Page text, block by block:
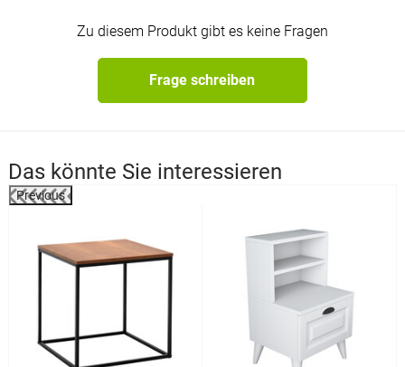
Zu diesem Produkt gibt es keine Fragen
Frage schreiben
Das könnte Sie interessieren
Previous